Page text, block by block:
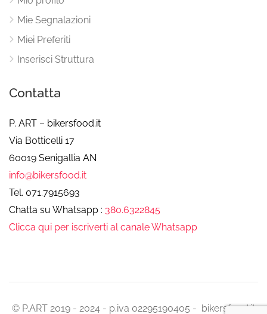
Mie Segnalazioni
Miei Preferiti
Inserisci Struttura
Contatta
P. ART – bikersfood.it
Via Botticelli 17
60019 Senigallia AN
info@bikersfood.it
Tel. 071.7915693
Chatta su Whatsapp : 380.6322845
Clicca qui per iscriverti al canale Whatsapp
© P.ART 2019 - 2024 - p.iva 02295190405 - bikersfood.it